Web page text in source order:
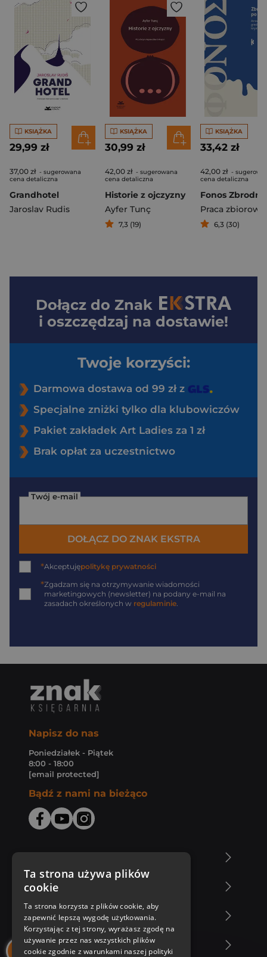
KSIĄŻKA
29,99 zł
37,00 zł - sugerowana
cena detaliczna
Grandhotel
Jaroslav Rudis
KSIĄŻKA
30,99 zł
42,00 zł - sugerowana
cena detaliczna
Historie z ojczyzny
Ayfer Tunç
7,3 (19)
KSIĄŻKA
33,42 zł
42,00 zł -
cena detaliczna
Praca zbiorowa
6,3 (30)
Dołącz do Znak
i oszczędzaj na dostawie!
Twoje korzyści:
Darmowa dostawa od 99 zł z
Specjalne zniżki tylko dla klubowiczów
Pakiet zakładek Art Ladies za 1 zł
Brak opłat za uczestnictwo
Twój e-mail
DOŁĄCZ DO ZNAK EKSTRA
*Akceptujępolitykę prywatności
*Zgadzam się na otrzymywanie wiadomości
marketingowych (newsletter) na podany e-mail na
zasadach określonych w regulaminie.
Napisz do nas
Poniedziałek - Piątek
8:00 - 18:00
[email protected]
Bądź z nami na bieżąco
Zakupy u nas
Nasza oferta
Nasi autorzy
Ta strona używa plików
cookie
Ta strona korzysta z plików cookie, aby
zapewnić lepszą wygodę użytkowania.
Korzystając z tej strony, wyrażasz zgodę na
używanie przez nas wszystkich plików
cookie zgodnie z warunkami naszej polityki